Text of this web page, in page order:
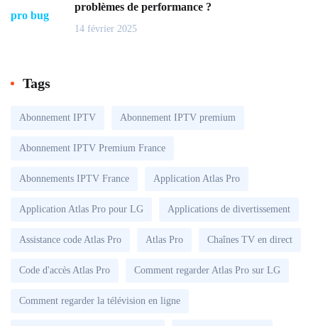
problèmes de performance ?
14 février 2025
Tags
Abonnement IPTV Abonnement IPTV premium
Abonnement IPTV Premium France
Abonnements IPTV France Application Atlas Pro
Application Atlas Pro pour LG Applications de divertissement
Assistance code Atlas Pro Atlas Pro Chaînes TV en direct
Code d'accès Atlas Pro Comment regarder Atlas Pro sur LG
Comment regarder la télévision en ligne